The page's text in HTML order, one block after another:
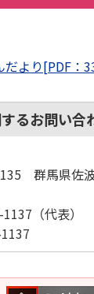
だより[PDF：
るお問い合
群馬県佐
（代表）